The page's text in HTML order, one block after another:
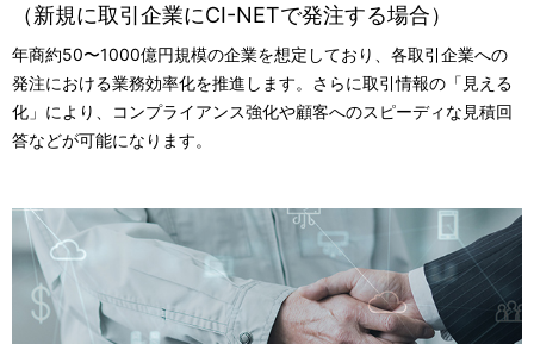
年商約50〜1000億円規模の企業を想定しており、各取引企業への
発注における業務効率化を推進します。さらに取引情報の「見える
化」により、コンプライアンス強化や顧客へのスピーディな見積回
答などが可能になります。
（新規に取引企業にCI-NETで発注する場合）